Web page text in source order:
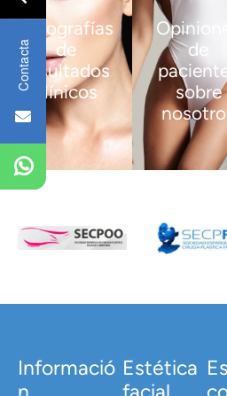
Contacta
Fotografías
de
resultados
clínicos
VER
MÁS
de
sobre
VER
MÁS
Informació Estética